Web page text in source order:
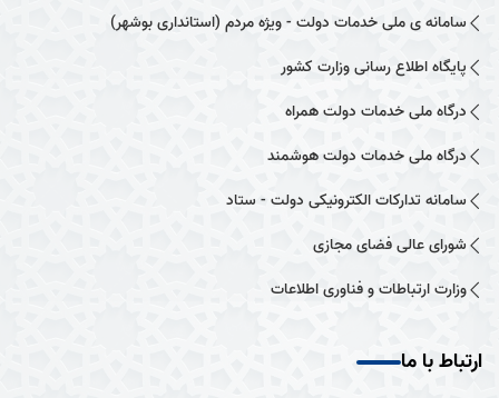
سامانه ی ملی خدمات دولت - ویژه مردم (استانداری بوشهر)
پایگاه اطلاع رسانی وزارت کشور
درگاه ملی خدمات دولت همراه
درگاه ملی خدمات دولت هوشمند
سامانه تدارکات الکترونیکی دولت - ستاد
شورای عالی فضای مجازی
وزارت ارتباطات و فناوری اطلاعات
ارتباط با ما